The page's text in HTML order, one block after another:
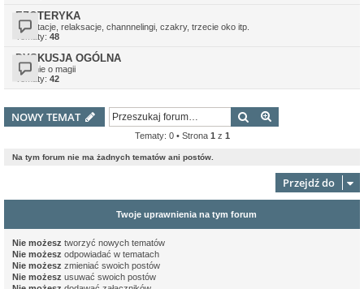
EZOTERYKA
Medytacje, relaksacje, channnelingi, czakry, trzecie oko itp.
Tematy: 48
DYSKUSJA OGÓLNA
Ogólnie o magii
Tematy: 42
NOWY TEMAT Szukaj
Tematy: 0 • Strona 1 z 1
Na tym forum nie ma żadnych tematów ani postów.
Przejdź do
Twoje uprawnienia na tym forum
Nie możesz tworzyć nowych tematów
Nie możesz odpowiadać w tematach
Nie możesz zmieniać swoich postów
Nie możesz usuwać swoich postów